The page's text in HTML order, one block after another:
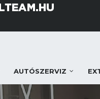
AUTÓSZERVIZ